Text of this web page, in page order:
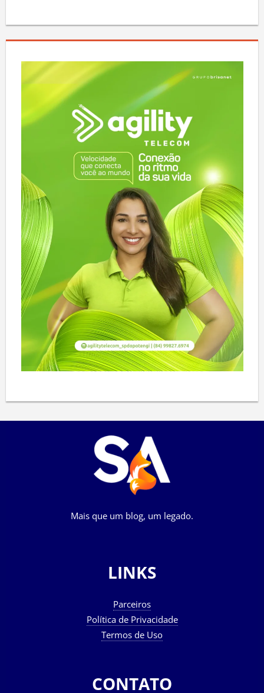
Mais que um blog, um legado.
LINKS
Parceiros
Política de Privacidade
Termos de Uso
CONTATO